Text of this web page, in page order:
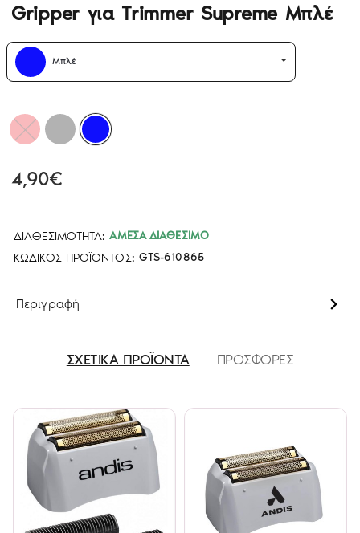
Gripper για Trimmer Supreme Μπλέ
ΔΙΑΘΕΣΙΜΌΤΗΤΑ: ΆΜΕΣΑ ΔΙΑΘΈΣΙΜΟ
ΚΩΔΙΚΌΣ ΠΡΟΪΌΝΤΟΣ: GTS-610865
4,90€
Μπλέ
Περιγραφή
ΣΧΕΤΙΚΑ ΠΡΟΪΟΝΤΑ ΠΡΟΣΦΟΡΕΣ